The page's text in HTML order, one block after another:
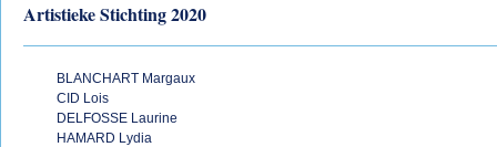
Artistieke Stichting 2020
BLANCHART Margaux
CID Lois
DELFOSSE Laurine
HAMARD Lydia